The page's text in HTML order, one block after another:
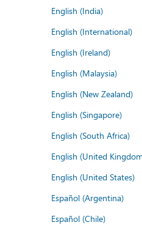
English (India)
English (International)
English (Ireland)
English (Malaysia)
English (New Zealand)
English (Singapore)
English (South Africa)
English (United
English (United States)
Español (Argentina)
Español (Chile)